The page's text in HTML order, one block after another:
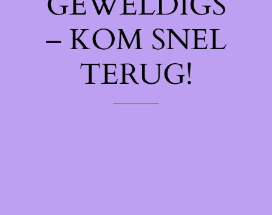
– KOM SNEL
TERUG!